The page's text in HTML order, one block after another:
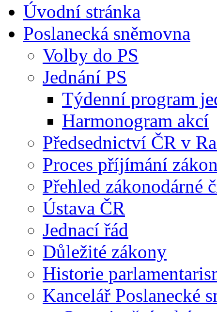
Úvodní stránka
Poslanecká sněmovna
Volby do PS
Jednání PS
Týdenní program
Harmonogram akcí
Předsednictví ČR v
Proces příjímání
Přehled zákonodárné
Ústava ČR
Jednací řád
Důležité zákony
Historie
Kancelář Poslanecké